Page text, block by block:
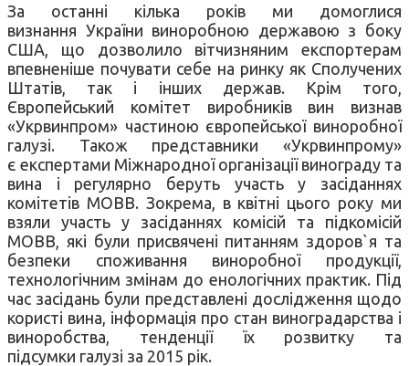
За останні кілька років ми домоглися
визнання України виноробною державою з боку
США, що дозволило вітчизняним експортерам
впевненіше почувати себе на ринку як Сполучених
Штатів, так і інших держав. Крім того,
Європейський комітет виробників вин визнав
«Укрвинпром» частиною європейської виноробної
галузі. Також представники «Укрвинпрому»
є експертами Міжнародної організації винограду та
вина і регулярно беруть участь у засіданнях
комітетів МОВВ. Зокрема, в квітні цього року ми
взяли участь у засіданнях комісій та підкомісій
МОВВ, які були присвячені питанням здоров`я та
безпеки споживання виноробної продукції,
технологічним змінам до енологічних практик. Під
час засідань були представлені дослідження щодо
користі вина, інформація про стан виноградарства і
виноробства, тенденції їх розвитку та
підсумки галузі за 2015 рік.